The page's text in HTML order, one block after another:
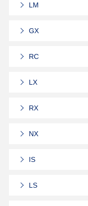
LM
GX
RC
LX
RX
NX
IS
LS